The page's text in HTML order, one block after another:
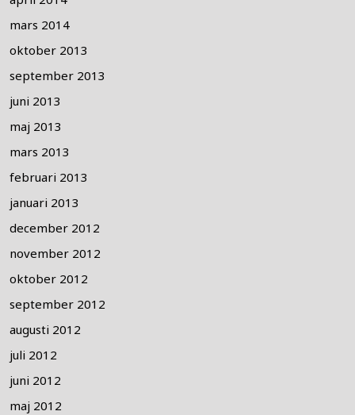
mars 2014
oktober 2013
september 2013
juni 2013
maj 2013
mars 2013
februari 2013
januari 2013
december 2012
november 2012
oktober 2012
september 2012
augusti 2012
juli 2012
juni 2012
maj 2012